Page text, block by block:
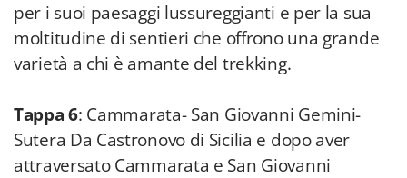
per i suoi paesaggi lussureggianti e per la sua
moltitudine di sentieri che offrono una grande
varietà a chi è amante del trekking.
Tappa 6: Cammarata- San Giovanni Gemini-
Sutera Da Castronovo di Sicilia e dopo aver
attraversato Cammarata e San Giovanni